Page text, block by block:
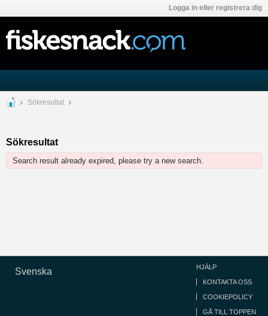
Logga in eller registrera dig
Sökresultat
Sökresultat
Search result already expired, please try a new search.
Svenska HJÄLP
KONTAKTA OSS
COOKIEPOLICY
GÅ TILL TOPPEN